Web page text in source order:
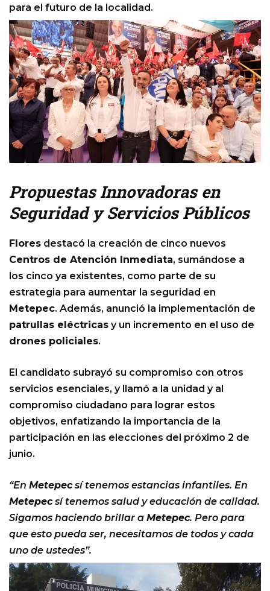
para el futuro de la localidad.
Propuestas Innovadoras en
Seguridad y Servicios Públicos
Flores destacó la creación de cinco nuevos
Centros de Atención Inmediata, sumándose a
los cinco ya existentes, como parte de su
estrategia para aumentar la seguridad en
Metepec. Además, anunció la implementación de
patrullas eléctricas y un incremento en el uso de
drones policiales.
El candidato subrayó su compromiso con otros
servicios esenciales, y llamó a la unidad y al
compromiso ciudadano para lograr estos
objetivos, enfatizando la importancia de la
participación en las elecciones del próximo 2 de
junio.
“En Metepecsí tenemos estancias infantiles. En
Metepecsí tenemos salud y educación de calidad.
Sigamos haciendo brillar a Metepec. Pero para
que esto pueda ser, necesitamos de todos y cada
uno de ustedes”.